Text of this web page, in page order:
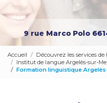
9 rue Marco Polo
Accueil
Découvrez les services
Institut de langue Argelès-sur-
Formation linguistique